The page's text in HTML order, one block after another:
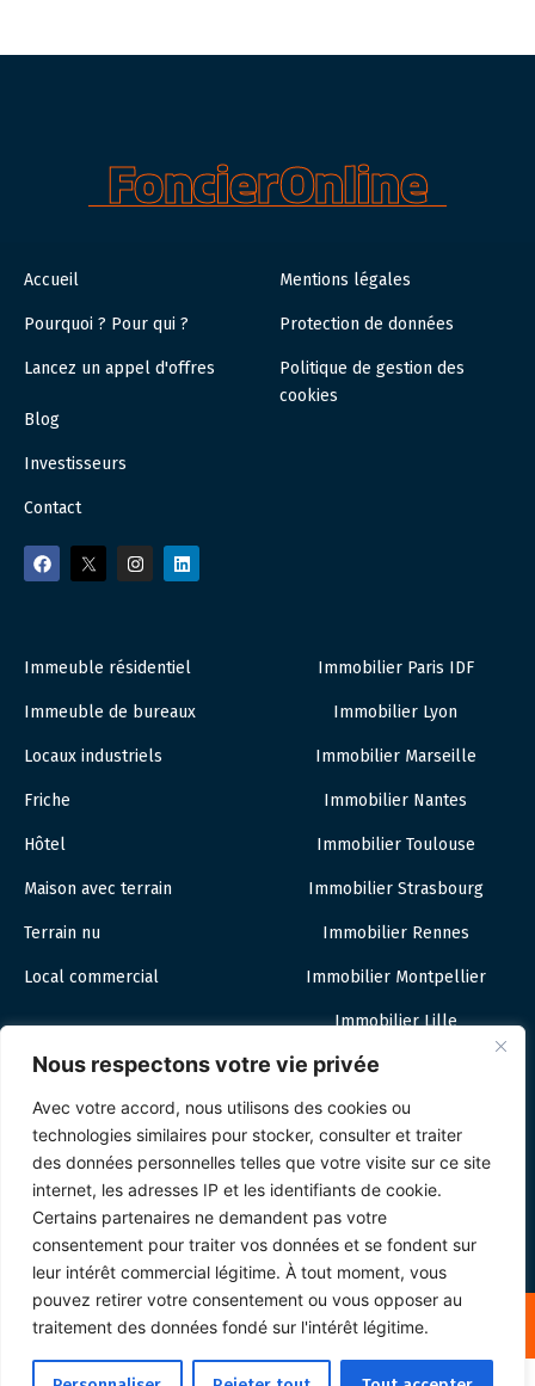
Nous respectons votre vie privée
Avec votre accord, nous utilisons des cookies ou
technologies similaires pour stocker, consulter et traiter
des données personnelles telles que votre visite sur ce site
internet, les adresses IP et les identifiants de cookie.
Certains partenaires ne demandent pas votre
consentement pour traiter vos données et se fondent sur
leur intérêt commercial légitime. À tout moment, vous
pouvez retirer votre consentement ou vous opposer au
traitement des données fondé sur l'intérêt légitime.
FoncierOnline
Accueil
Pourquoi ? Pour qui ?
Lancez un appel d'offres
Blog
Investisseurs
Contact
Mentions légales
Protection de données
Politique de gestion des
cookies
Immeuble résidentiel
Immeuble de bureaux
Locaux industriels
Friche
Hôtel
Maison avec terrain
Terrain nu
Local commercial
Immobilier Paris IDF
Immobilier Lyon
Immobilier Marseille
Immobilier Nantes
Immobilier Toulouse
Immobilier Strasbourg
Immobilier Rennes
Immobilier Montpellier
Immobilier Lille
Notre équipe d’experts en valorisation fonciére vous
renseigne et vous accompagne dans l’estimation de votre
actif immobilierEstimation gratuiteet fiable de vos biens
privés ou professionnels
FoncierOnline © 2026 – Tous droits réservés.